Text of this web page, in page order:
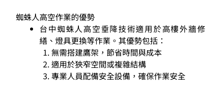
蜘蛛人高空作業的優勢
台中蜘蛛人高空垂降技術適用於高樓外牆修
繕、燈具更換等作業。其優勢包括：
無需搭建鷹架，節省時間與成本
適用於狹窄空間或複雜結構
專業人員配備安全設備，確保作業安全